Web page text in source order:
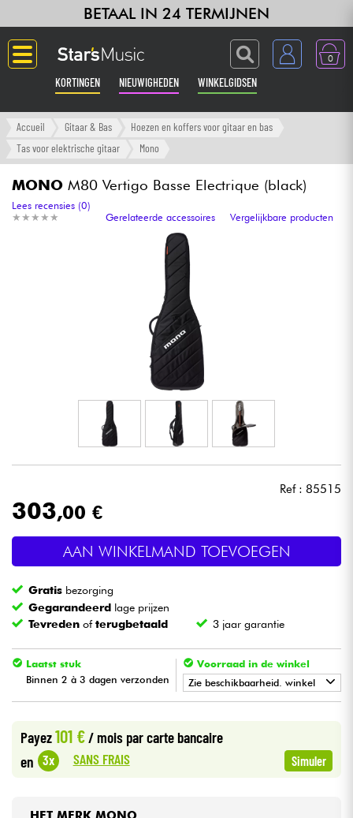
BETAAL IN 24 TERMIJNEN
0
KORTINGEN NIEUWIGHEDEN WINKELGIDSEN
Langue
Versterker & Effecten
Microfoon
Licht
Blaasinstrument
Viool & Quatuor
Kinderen
Kabels & toebehoren
Accueil Gitaar & Bas
Hoezen en koffers voor gitaar en bas
Tas voor elektrische gitaar
Mono
MONO M80 Vertigo Basse Electrique (black)
★ ★ ★ ★ ★
★ ★ ★ ★ ★
Lees recensies (0)
Gerelateerde accessoires
Vergelijkbare producten
Ref : 85515
303,00 €
AAN WINKELMAND TOEVOEGEN
Gratis bezorging
Gegarandeerd lage prijzen
Tevreden ofterugbetaald 3 jaar garantie
Laatst stuk
Binnen 2 à 3 dagen verzonden
Voorraad in de winkel
Zie beschikbaarheid. winkel
Payez101 € / mois par carte bancaire
en 3x SANS FRAIS Simuler